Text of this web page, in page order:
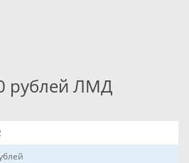
рублей ЛМД